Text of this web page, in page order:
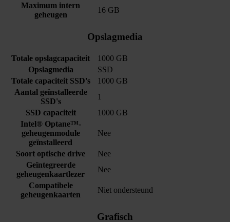
Maximum intern
geheugen
16 GB
Opslagmedia
Totale opslagcapaciteit
1000 GB
Opslagmedia
SSD
Totale capaciteit SSD's
1000 GB
Aantal geïnstalleerde
SSD's
1
SSD capaciteit
1000 GB
Intel® Optane™-
geheugenmodule
geïnstalleerd
Nee
Soort optische drive
Nee
Geïntegreerde
geheugenkaartlezer
Nee
Compatibele
geheugenkaarten
Niet ondersteund
Grafisch